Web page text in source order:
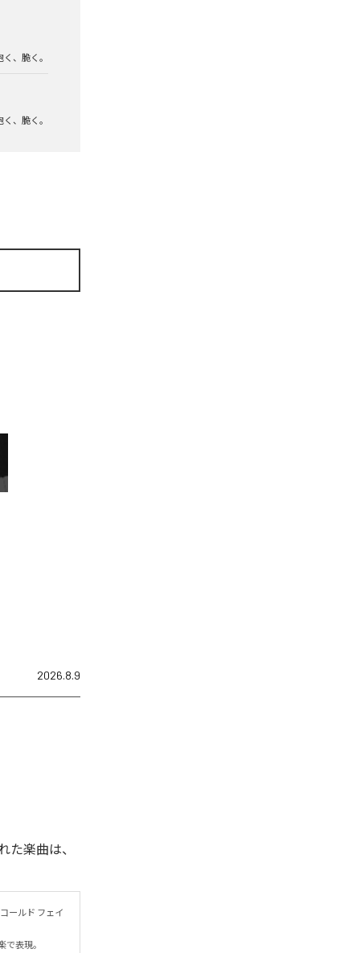
く、脆く。
く、脆く。
2026.8.9
た楽曲は、
ールド フェイ
表現。